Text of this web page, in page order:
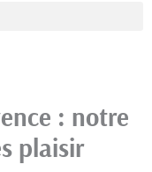
: notre
plaisir